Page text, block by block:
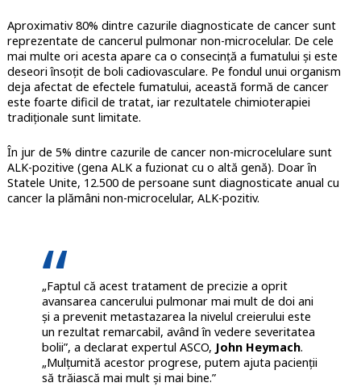
Aproximativ 80% dintre cazurile diagnosticate de cancer sunt
reprezentate de cancerul pulmonar non-microcelular. De cele
mai multe ori acesta apare ca o consecință a fumatului și este
deseori însoțit de boli cadiovasculare. Pe fondul unui organism
deja afectat de efectele fumatului, această formă de cancer
este foarte dificil de tratat, iar rezultatele chimioterapiei
tradiționale sunt limitate.
În jur de 5% dintre cazurile de cancer non-microcelulare sunt
ALK-pozitive (gena ALK a fuzionat cu o altă genă). Doar în
Statele Unite, 12.500 de persoane sunt diagnosticate anual cu
cancer la plămâni non-microcelular, ALK-pozitiv.
„Faptul că acest tratament de precizie a oprit
avansarea cancerului pulmonar mai mult de doi ani
și a prevenit metastazarea la nivelul creierului este
un rezultat remarcabil, având în vedere severitatea
bolii”, a declarat expertul ASCO, John Heymach.
„Mulțumită acestor progrese, putem ajuta pacienții
să trăiască mai mult și mai bine.”